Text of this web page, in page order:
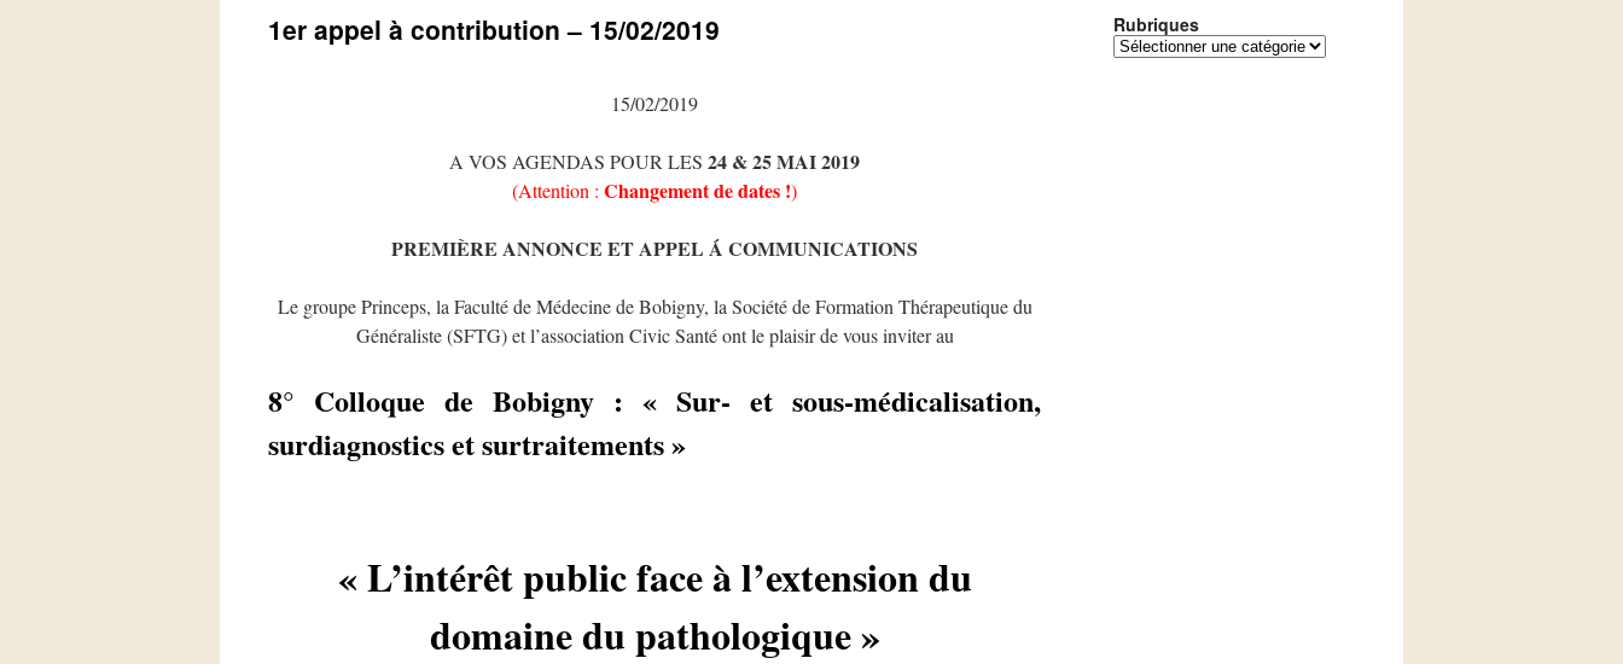
1er appel à contribution – 15/02/2019
15/02/2019
A VOS AGENDAS POUR LES 24 & 25 MAI 2019
(Attention : Changement de dates !)
PREMIÈRE ANNONCE ET APPEL Á COMMUNICATIONS
Le groupe Princeps, la Faculté de Médecine de Bobigny, la Société de Formation Thérapeutique du
Généraliste (SFTG) et l’association Civic Santé ont le plaisir de vous inviter au
8° Colloque de Bobigny : « Sur- et sous-médicalisation,
surdiagnostics et surtraitements »
« L’intérêt public face à l’extension du
domaine du pathologique »
Rubriques
Rubriques